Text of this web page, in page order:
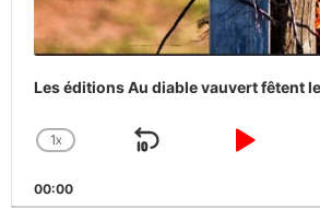
Les éditions Au diable vauvert fêtent
CHANGE
RATE
1X
SKIP
PLAY
00:00